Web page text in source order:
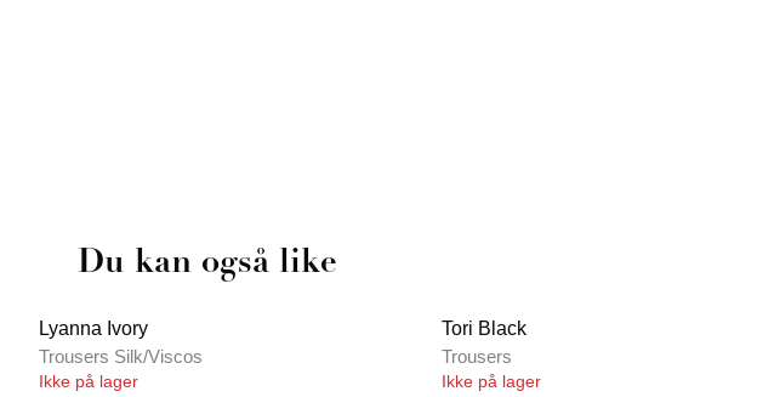
Du kan også like
Lyanna Ivory
Trousers Silk/Viscos
Ikke på lager
Tori Black
Trousers
Ikke på lager